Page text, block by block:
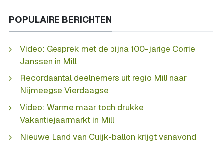
POPULAIRE BERICHTEN
Video: Gesprek met de bijna 100-jarige Corrie
Janssen in Mill
Recordaantal deelnemers uit regio Mill naar
Nijmeegse Vierdaagse
Video: Warme maar toch drukke
Vakantiejaarmarkt in Mill
Nieuwe Land van Cuijk-ballon krijgt vanavond